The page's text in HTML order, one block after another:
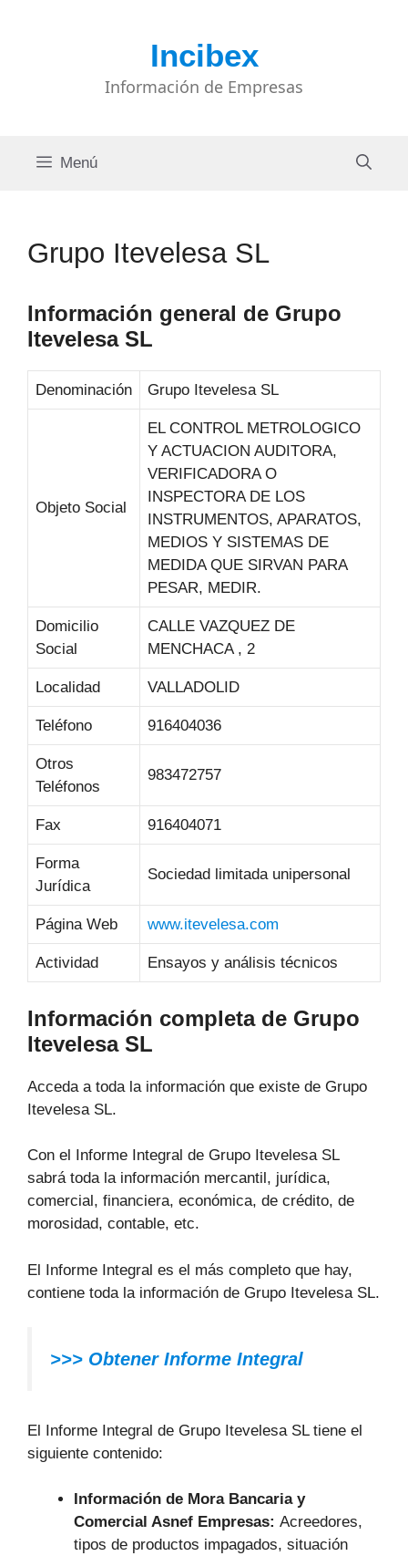
Incibex
Información de Empresas
Menú
Grupo Itevelesa SL
Información general de Grupo
Itevelesa SL
Denominación Grupo Itevelesa SL
Objeto Social
EL CONTROL METROLOGICO
Y ACTUACION AUDITORA,
VERIFICADORA O
INSPECTORA DE LOS
INSTRUMENTOS, APARATOS,
MEDIOS Y SISTEMAS DE
MEDIDA QUE SIRVAN PARA
PESAR, MEDIR.
Domicilio
Social
CALLE VAZQUEZ DE
MENCHACA , 2
Localidad VALLADOLID
Teléfono 916404036
Otros
Teléfonos
983472757
Fax 916404071
Forma
Jurídica
Sociedad limitada unipersonal
Página Web www.itevelesa.com
Actividad Ensayos y análisis técnicos
Información completa de Grupo
Itevelesa SL
Acceda a toda la información que existe de Grupo
Itevelesa SL.
Con el Informe Integral de Grupo Itevelesa SL
sabrá toda la información mercantil, jurídica,
comercial, financiera, económica, de crédito, de
morosidad, contable, etc.
El Informe Integral es el más completo que hay,
contiene toda la información de Grupo Itevelesa SL.
>>> Obtener Informe Integral
El Informe Integral de Grupo Itevelesa SL tiene el
siguiente contenido:
Información de Mora Bancaria y
Comercial Asnef Empresas: Acreedores,
tipos de productos impagados, situación